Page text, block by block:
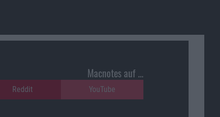
Macnotes auf …
Reddit YouTube